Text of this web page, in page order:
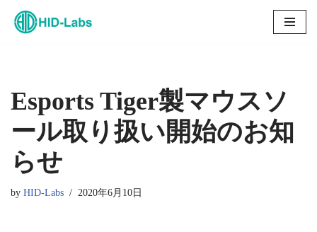
ン
ツ
へ
キ
プ
Esports Tiger製マウスソ
ール取り扱い開始のお知
らせ
by HID-Labs 2020年6月10日